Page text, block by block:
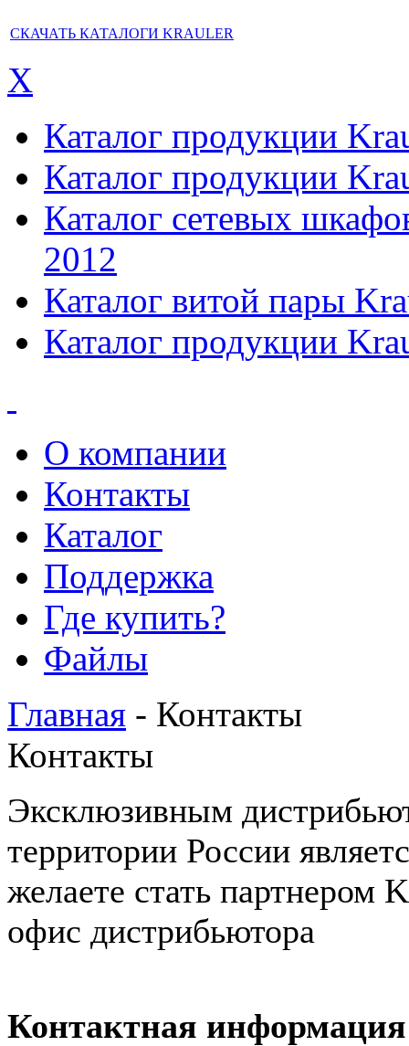
СКАЧАТЬ КАТАЛОГИ KRAULER
X
Каталог продукции
Каталог продукции
Каталог сетевых
2012
Каталог витой пары
Каталог продукции
О компании
Контакты
Каталог
Поддержка
Где купить?
Файлы
Главная - Контакты
Контакты
Эксклюзивным
территории России
желаете стать партнером
офис дистрибьютора
Контактная